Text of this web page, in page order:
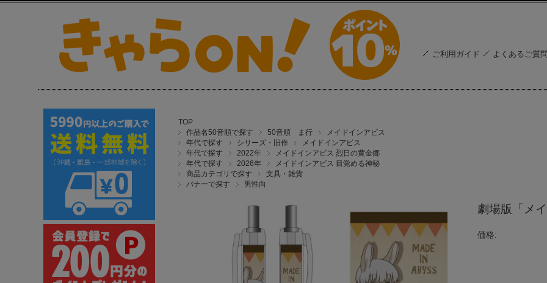
ご利用ガイド よくあるご質
TOP
作品名50音順で探す
50音順 ま行
メイドインアビス
年代で探す
シリーズ・旧作
メイドインアビス
年代で探す
2022年
メイドインアビス 烈日の黄金郷
年代で探す
2026年
メイドインアビス 目覚める神秘
商品カテゴリで探す
文具・雑貨
バナーで探す
男性向
劇場版「メ
価格: